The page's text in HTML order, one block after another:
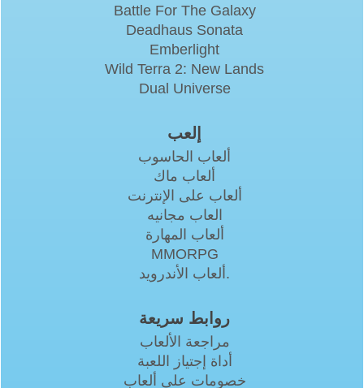
Battle For The Galaxy
Deadhaus Sonata
Emberlight
Wild Terra 2: New Lands
Dual Universe
إلعب
ألعاب الحاسوب
ألعاب ماك
ألعاب على الإنترنت
العاب مجانيه
ألعاب المهارة
MMORPG
ألعاب الأندرويد.
روابط سريعة
مراجعة الألعاب
أداة إجتياز اللعبة
خصومات على ألعاب